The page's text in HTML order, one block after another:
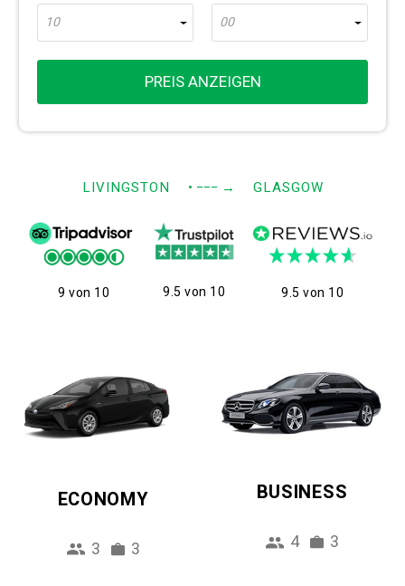
10
00
PREIS ANZEIGEN
LIVINGSTON • −−− → GLASGOW
9 von 10 9.5 von 10 9.5 von 10
ECONOMY
3 3
BUSINESS
4 3